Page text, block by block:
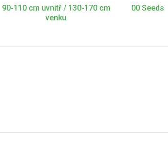
90-110 cm uvnitř / 130-170 cm
venku
00 Seeds